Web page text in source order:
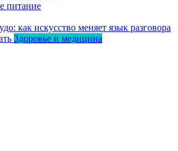
питание
как искусство меняет язык разговора
Здоровье и медицина